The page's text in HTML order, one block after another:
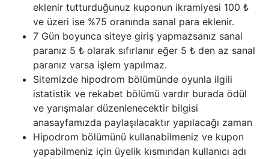
eklenir tutturduğunuz kuponun ikramiyesi 100 ₺
ve üzeri ise %75 oranında sanal para eklenir.
7 Gün boyunca siteye giriş yapmazsanız sanal
paranız 5 ₺ olarak sıfırlanır eğer 5 ₺ den az sanal
paranız varsa işlem yapılmaz.
Sitemizde hipodrom bölümünde oyunla ilgili
istatistik ve rekabet bölümü vardır burada ödül
ve yarışmalar düzenlenecektir bilgisi
anasayfamızda paylaşılacaktır yapılacağı zaman
Hipodrom bölümünü kullanabilmeniz ve kupon
yapabilmeniz için üyelik kısmından kullanıcı adı